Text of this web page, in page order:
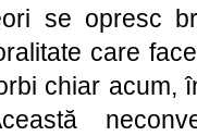
se opresc
care
chiar acum,